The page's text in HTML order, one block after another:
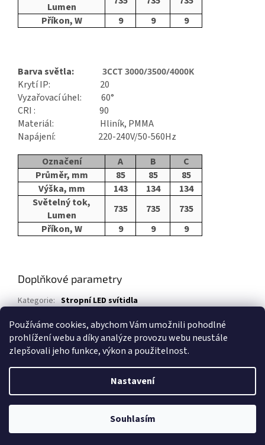
Používáme cookies, abychom Vám umožnili pohodlné
prohlížení webu a díky analýze provozu webu neustále
zlepšovali jeho funkce, výkon a použitelnost.
Nastavení
Souhlasím
Lumen
Příkon, W
9 9 9
Barva světla: 3CCT 3000/3500/4000K
Krytí IP: 20
Vyzařovací úhel: 60°
CRI : 90
Materiál: Hliník, PMMA
Napájení: 220-240V/50-560Hz
Označení
A B
C
Průměr, mm
85 85
85
Výška, mm
143 134
134
Světelný tok,
Lumen
735 735
735
Příkon, W
9 9 9
Doplňkové parametry
Kategorie: Stropní LED svítidla
Copyright 2026www.led-2.cz. Všechna práva vyhrazena.Upravit
nastavení cookies